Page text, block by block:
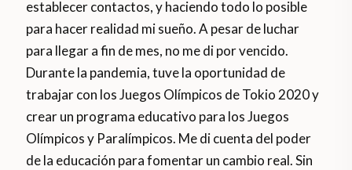
establecer contactos, y haciendo todo lo posible
para hacer realidad mi sueño. A pesar de luchar
para llegar a fin de mes, no me di por vencido.
Durante la pandemia, tuve la oportunidad de
trabajar con los Juegos Olímpicos de Tokio 2020 y
crear un programa educativo para los Juegos
Olímpicos y Paralímpicos. Me di cuenta del poder
de la educación para fomentar un cambio real. Sin